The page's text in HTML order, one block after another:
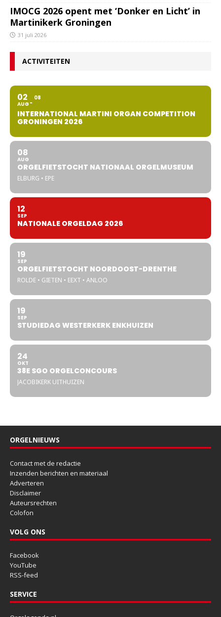
IMOCG 2026 opent met ‘Donker en Licht’ in
Martinikerk Groningen
31 juli 2026
ACTIVITEITEN
02
AUG
08
INTERNATIONAL MARTINI ORGAN COMPETITION
GRONINGEN 2026
08
AUG
ORGELFIETSTOCHT NATIONAAL ORGELMUSEUM
ELBURG • EPE
12
SEP
NATIONALE ORGELDAG 2026
19
SEP
ORGELFIETSTOCHT NOORDOOST-DRENTHE
ROLDE • GIETEN • EEXT • ANLOO
19
SEP
STUDIEDAG WESTERKERK ENKHUIZEN
24
OKT
38E SGO ORGELCONCOURS
JACOBIKERK UITHUIZEN
ORGELNIEUWS
Contact met de redactie
Inzenden berichten en materiaal
Adverteren
Disclaimer
Auteursrechten
Colofon
VOLG ONS
Facebook
YouTube
RSS-feed
SERVICE